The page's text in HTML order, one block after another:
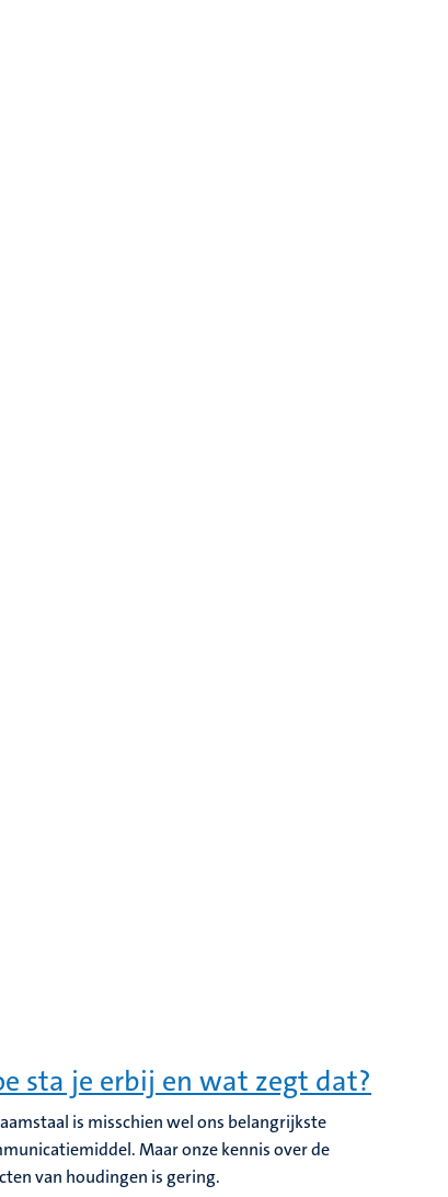
sta je erbij en wat zegt dat?
is misschien wel ons belangrijkste
Maar onze kennis over de
van houdingen is gering.